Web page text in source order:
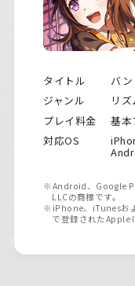
タイトル
バン
ジャンル
リ
プレイ料金
基本
対応OS
※Android、Google
LLCの商標です。
※iPhone、iTunesお
で登録されたApple